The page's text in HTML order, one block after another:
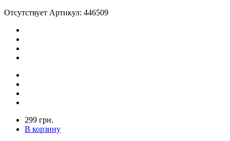
Отсутствует Артикул: 446509
299 грн.
В корзину